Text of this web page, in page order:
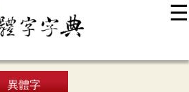
☰
異體字